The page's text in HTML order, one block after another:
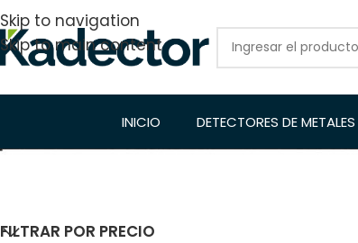
Skip to navigation
Skip to main content
INICIO DETECTORES DE METALES
FILTRAR POR PRECIO